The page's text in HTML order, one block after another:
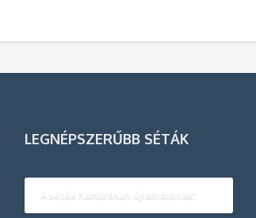
LEGNÉPSZERŰBB SÉTÁK
A séták hamarosan újraindulnak!